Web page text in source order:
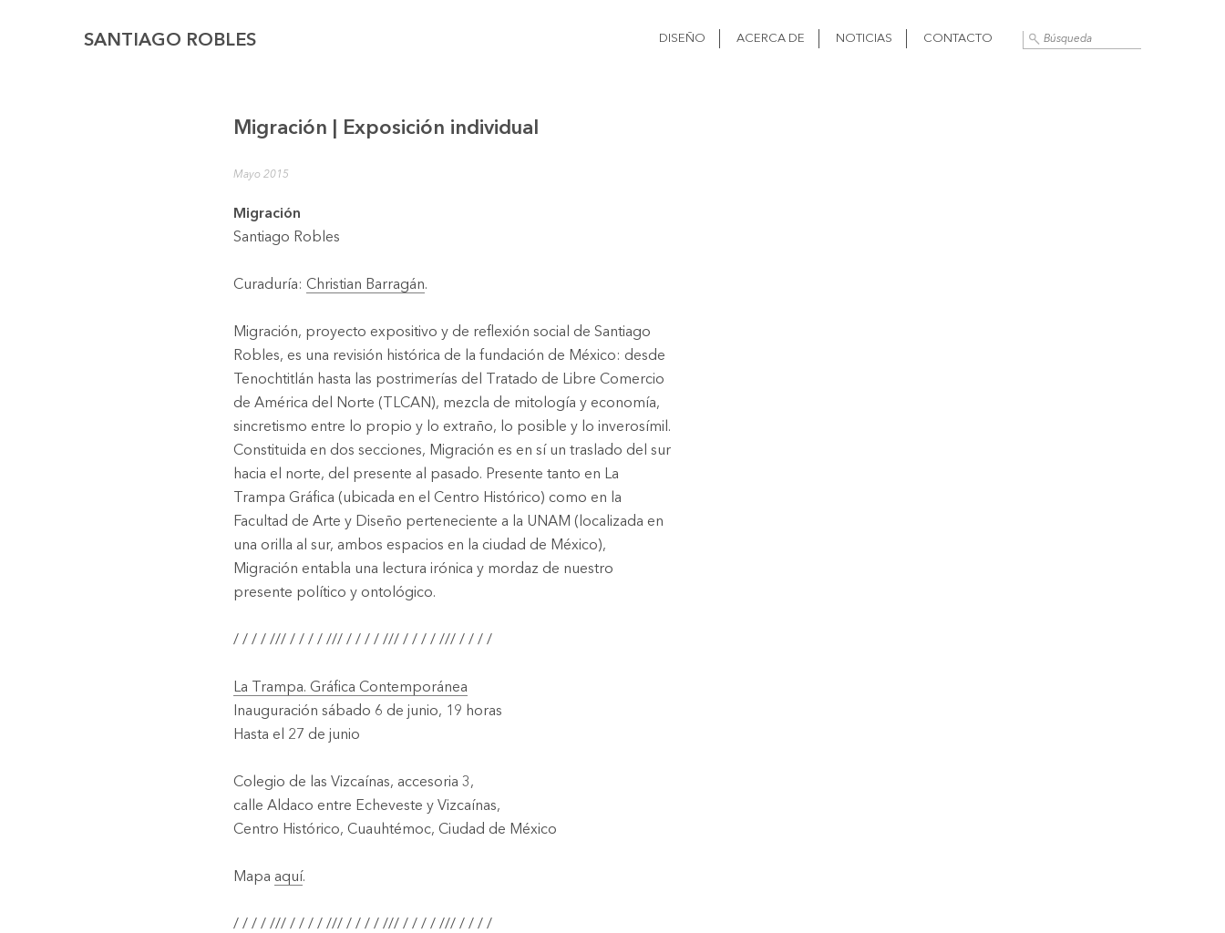
SANTIAGO ROBLES DISEÑO ACERCA DE NOTICIAS CONTACTO
Migración | Exposición individual
Mayo 2015
Migración
Santiago Robles
Curaduría: Christian Barragán.
Migración, proyecto expositivo y de reflexión social de Santiago
Robles, es una revisión histórica de la fundación de México: desde
Tenochtitlán hasta las postrimerías del Tratado de Libre Comercio
de América del Norte (TLCAN), mezcla de mitología y economía,
sincretismo entre lo propio y lo extraño, lo posible y lo inverosímil.
Constituida en dos secciones, Migración es en sí un traslado del sur
hacia el norte, del presente al pasado. Presente tanto en La
Trampa Gráfica (ubicada en el Centro Histórico) como en la
Facultad de Arte y Diseño perteneciente a la UNAM (localizada en
una orilla al sur, ambos espacios en la ciudad de México),
Migración entabla una lectura irónica y mordaz de nuestro
presente político y ontológico.
/ / / / /// / / / / /// / / / / /// / / / / /// / / / /
La Trampa. Gráfica Contemporánea
Inauguración sábado 6 de junio, 19 horas
Hasta el 27 de junio
Colegio de las Vizcaínas, accesoria 3,
calle Aldaco entre Echeveste y Vizcaínas,
Centro Histórico, Cuauhtémoc, Ciudad de México
Mapa aquí.
/ / / / /// / / / / /// / / / / /// / / / / /// / / / /